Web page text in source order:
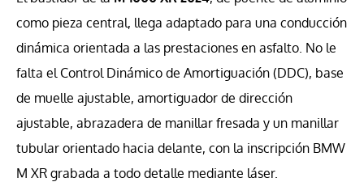
como pieza central, llega adaptado para una conducción
dinámica orientada a las prestaciones en asfalto. No le
falta el Control Dinámico de Amortiguación (DDC), base
de muelle ajustable, amortiguador de dirección
ajustable, abrazadera de manillar fresada y un manillar
tubular orientado hacia delante, con la inscripción BMW
M XR grabada a todo detalle mediante láser.